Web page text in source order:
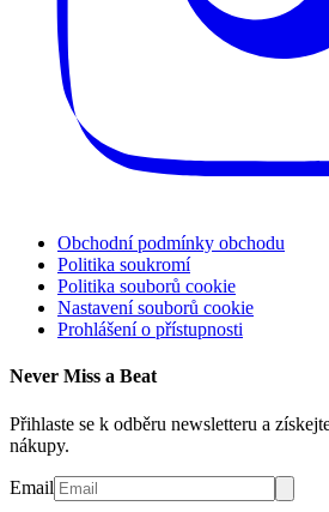
Obchodní podmínky obchodu
Politika soukromí
Politika souborů cookie
Nastavení souborů cookie
Prohlášení o přístupnosti
Never Miss a Beat
Přihlaste se k odběru newsletteru a
nákupy.
Email